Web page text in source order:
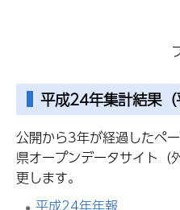
平成24年集計結果（
公開から3年が経過したペ
県オープンデータサイト（
更します。
平成24年年報